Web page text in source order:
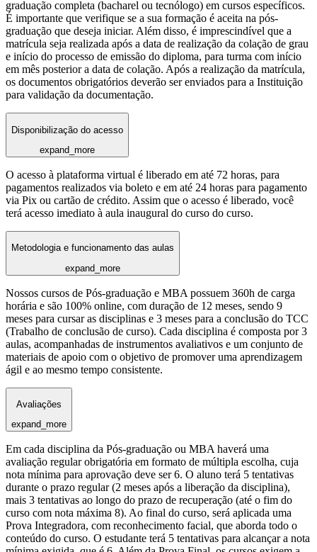
graduação completa (bacharel ou tecnólogo) em cursos específicos.
É importante que verifique se a sua formação é aceita na pós-
graduação que deseja iniciar. Além disso, é imprescindível que a
matrícula seja realizada após a data de realização da colação de grau
e início do processo de emissão do diploma, para turma com início
em mês posterior a data de colação. Após a realização da matrícula,
os documentos obrigatórios deverão ser enviados para a Instituição
para validação da documentação.
Disponibilização do acesso
expand_more
O acesso à plataforma virtual é liberado em até 72 horas, para
pagamentos realizados via boleto e em até 24 horas para pagamento
via Pix ou cartão de crédito. Assim que o acesso é liberado, você
terá acesso imediato à aula inaugural do curso do curso.
Metodologia e funcionamento das aulas
expand_more
Nossos cursos de Pós-graduação e MBA possuem 360h de carga
horária e são 100% online, com duração de 12 meses, sendo 9
meses para cursar as disciplinas e 3 meses para a conclusão do TCC
(Trabalho de conclusão de curso). Cada disciplina é composta por 3
aulas, acompanhadas de instrumentos avaliativos e um conjunto de
materiais de apoio com o objetivo de promover uma aprendizagem
ágil e ao mesmo tempo consistente.
Avaliações
expand_more
Em cada disciplina da Pós-graduação ou MBA haverá uma
avaliação regular obrigatória em formato de múltipla escolha, cuja
nota mínima para aprovação deve ser 6. O aluno terá 5 tentativas
durante o prazo regular (2 meses após a liberação da disciplina),
mais 3 tentativas ao longo do prazo de recuperação (até o fim do
curso com nota máxima 8). Ao final do curso, será aplicada uma
Prova Integradora, com reconhecimento facial, que aborda todo o
conteúdo do curso. O estudante terá 5 tentativas para alcançar a nota